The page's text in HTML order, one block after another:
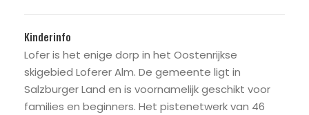
Kinderinfo
Lofer is het enige dorp in het Oostenrijkse
skigebied Loferer Alm. De gemeente ligt in
Salzburger Land en is voornamelijk geschikt voor
families en beginners. Het pistenetwerk van 46